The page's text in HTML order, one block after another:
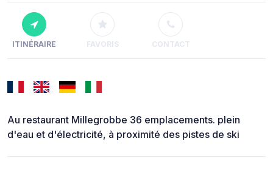
ITINÉRAIRE FAVORIS CONTACT
Au restaurant Millegrobbe 36 emplacements. plein
d'eau et d'électricité, à proximité des pistes de ski